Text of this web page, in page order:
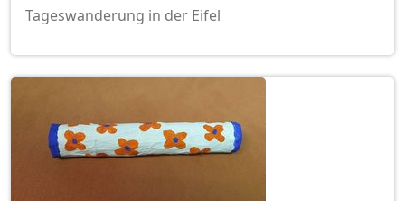
Tageswanderung in der Eifel